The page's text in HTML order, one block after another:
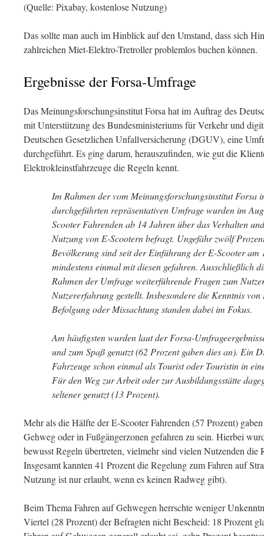
(Quelle: Pixabay, kostenlose Nutzung)
Das sollte man auch im Hinblick auf den Umstand, dass sich
zahlreichen Miet-Elektro-Tretroller problemlos buchen können.
Ergebnisse der Forsa-Umfrage
Das Meinungsforschungsinstitut Forsa hat im Auftrag des
mit Unterstützung des Bundesministeriums für Verkehr und
Deutschen Gesetzlichen Unfallversicherung (DGUV), eine
durchgeführt. Es ging darum, herauszufinden, wie gut die
Elektrokleinstfahrzeuge die Regeln kennt.
Im Rahmen der vom Meinungsforschungsinstitut Forsa
durchgeführten repräsentativen Umfrage wurden im
Scooter Fahrenden ab 14 Jahren über das Verhalten
Nutzung von E-Scootern befragt. Ungefähr zwölf
Bevölkerung sind seit der Einführung der E-Scooter am
mindestens einmal mit diesen gefahren. Ausschließlich
Rahmen der Umfrage weiterführende Fragen zum
Nutzererfahrung gestellt. Insbesondere die Kenntnis von
Befolgung oder Missachtung standen dabei im Fokus.
Am häufigsten wurden laut der Forsa-
und zum Spaß genutzt (62 Prozent gaben dies an). Ein
Fahrzeuge schon einmal als Tourist oder Touristin in
Für den Weg zur Arbeit oder zur Ausbildungsstätte
seltener genutzt (13 Prozent).
Mehr als die Hälfte der E-Scooter Fahrenden (57 Prozent)
Gehweg oder in Fußgängerzonen gefahren zu sein. Hierbei
bewusst Regeln übertreten, vielmehr sind vielen Nutzenden die
Insgesamt kannten 41 Prozent die Regelung zum Fahren auf
Nutzung ist nur erlaubt, wenn es keinen Radweg gibt).
Beim Thema Fahren auf Gehwegen herrschte weniger
Viertel (28 Prozent) der Befragten nicht Bescheid: 18 Prozent